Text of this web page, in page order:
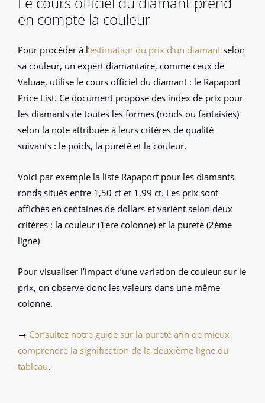
en compte la couleur
Pour procéder à l’estimation du prix d’un diamant selon
sa couleur, un expert diamantaire, comme ceux de
Valuae, utilise le cours officiel du diamant : le Rapaport
Price List. Ce document propose des index de prix pour
les diamants de toutes les formes (ronds ou fantaisies)
selon la note attribuée à leurs critères de qualité
suivants : le poids, la pureté et la couleur.
Voici par exemple la liste Rapaport pour les diamants
ronds situés entre 1,50 ct et 1,99 ct. Les prix sont
affichés en centaines de dollars et varient selon deux
critères : la couleur (1ère colonne) et la pureté (2ème
ligne)
Pour visualiser l’impact d’une variation de couleur sur le
prix, on observe donc les valeurs dans une même
colonne.
→ Consultez notre guide sur la pureté afin de mieux
comprendre la signification de la deuxième ligne du
tableau.